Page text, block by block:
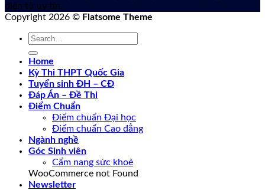
điện tử uy tín.
Copyright 2026 © Flatsome Theme
Home
Kỳ Thi THPT Quốc Gia
Tuyển sinh ĐH – CĐ
Đáp Án – Đề Thi
Điểm Chuẩn
Điểm chuẩn Đại học
Điểm chuẩn Cao đẳng
Ngành nghề
Góc Sinh viên
Cẩm nang sức khoẻ
WooCommerce not Found
Newsletter